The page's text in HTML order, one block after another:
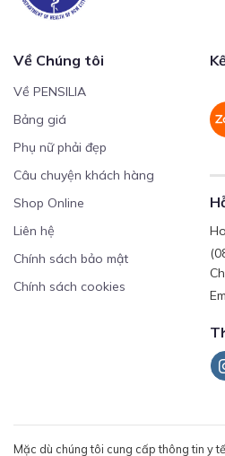
Về Chúng tôi
Về PENSILIA
Bảng giá
Phụ nữ phải đẹp
Câu chuyện khách hàng
Shop Online
Liên hệ
Chính sách bảo mật
Chính sách cookies
Mặc dù chúng tôi cung cấp thông tin y